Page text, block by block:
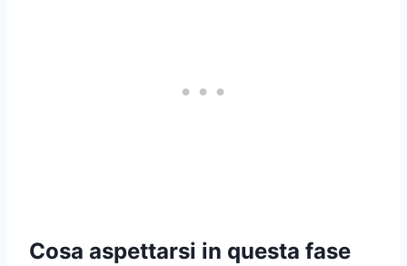
Cosa aspettarsi in questa fase